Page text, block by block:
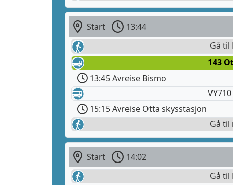
Start 13:44
Gå til
143
13:45 Avreise Bismo
15:15 Avreise Otta skysstasjon
Gå til
Start 14:02
Gå til